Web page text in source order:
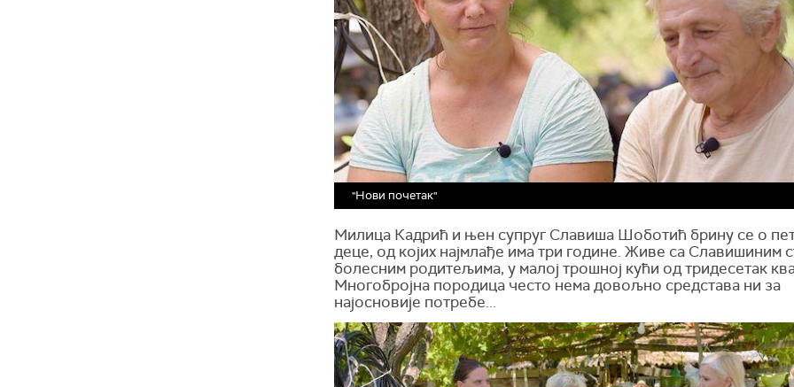
"Нови почетак"
Милица Кадрић и њен супруг Славиша Шоботић брину се о
деце, од којих најмлађе има три године. Живе са Славишиним
болесним родитељима, у малој трошној кући од тридесетак
Многобројна породица често нема довољно средстава ни за
најосновије потребе...